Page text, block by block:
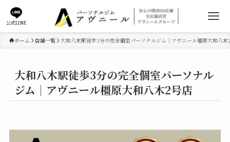
公式LINE
ホーム 店舗一覧 大和八木駅徒歩3分の完全個室パーソナルジム｜アヴニール橿原大和八木
大和八木駅徒歩3分の完全個室パーソナル
ジム｜アヴニール橿原大和八木2号店